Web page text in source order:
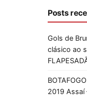
Posts
Gols de
clásico ao
2019 Assaí